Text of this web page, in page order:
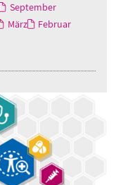
September
März
Februar